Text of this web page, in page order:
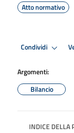
Atto normativo
Condividi
Argomenti:
Bilancio
INDICE DELLA